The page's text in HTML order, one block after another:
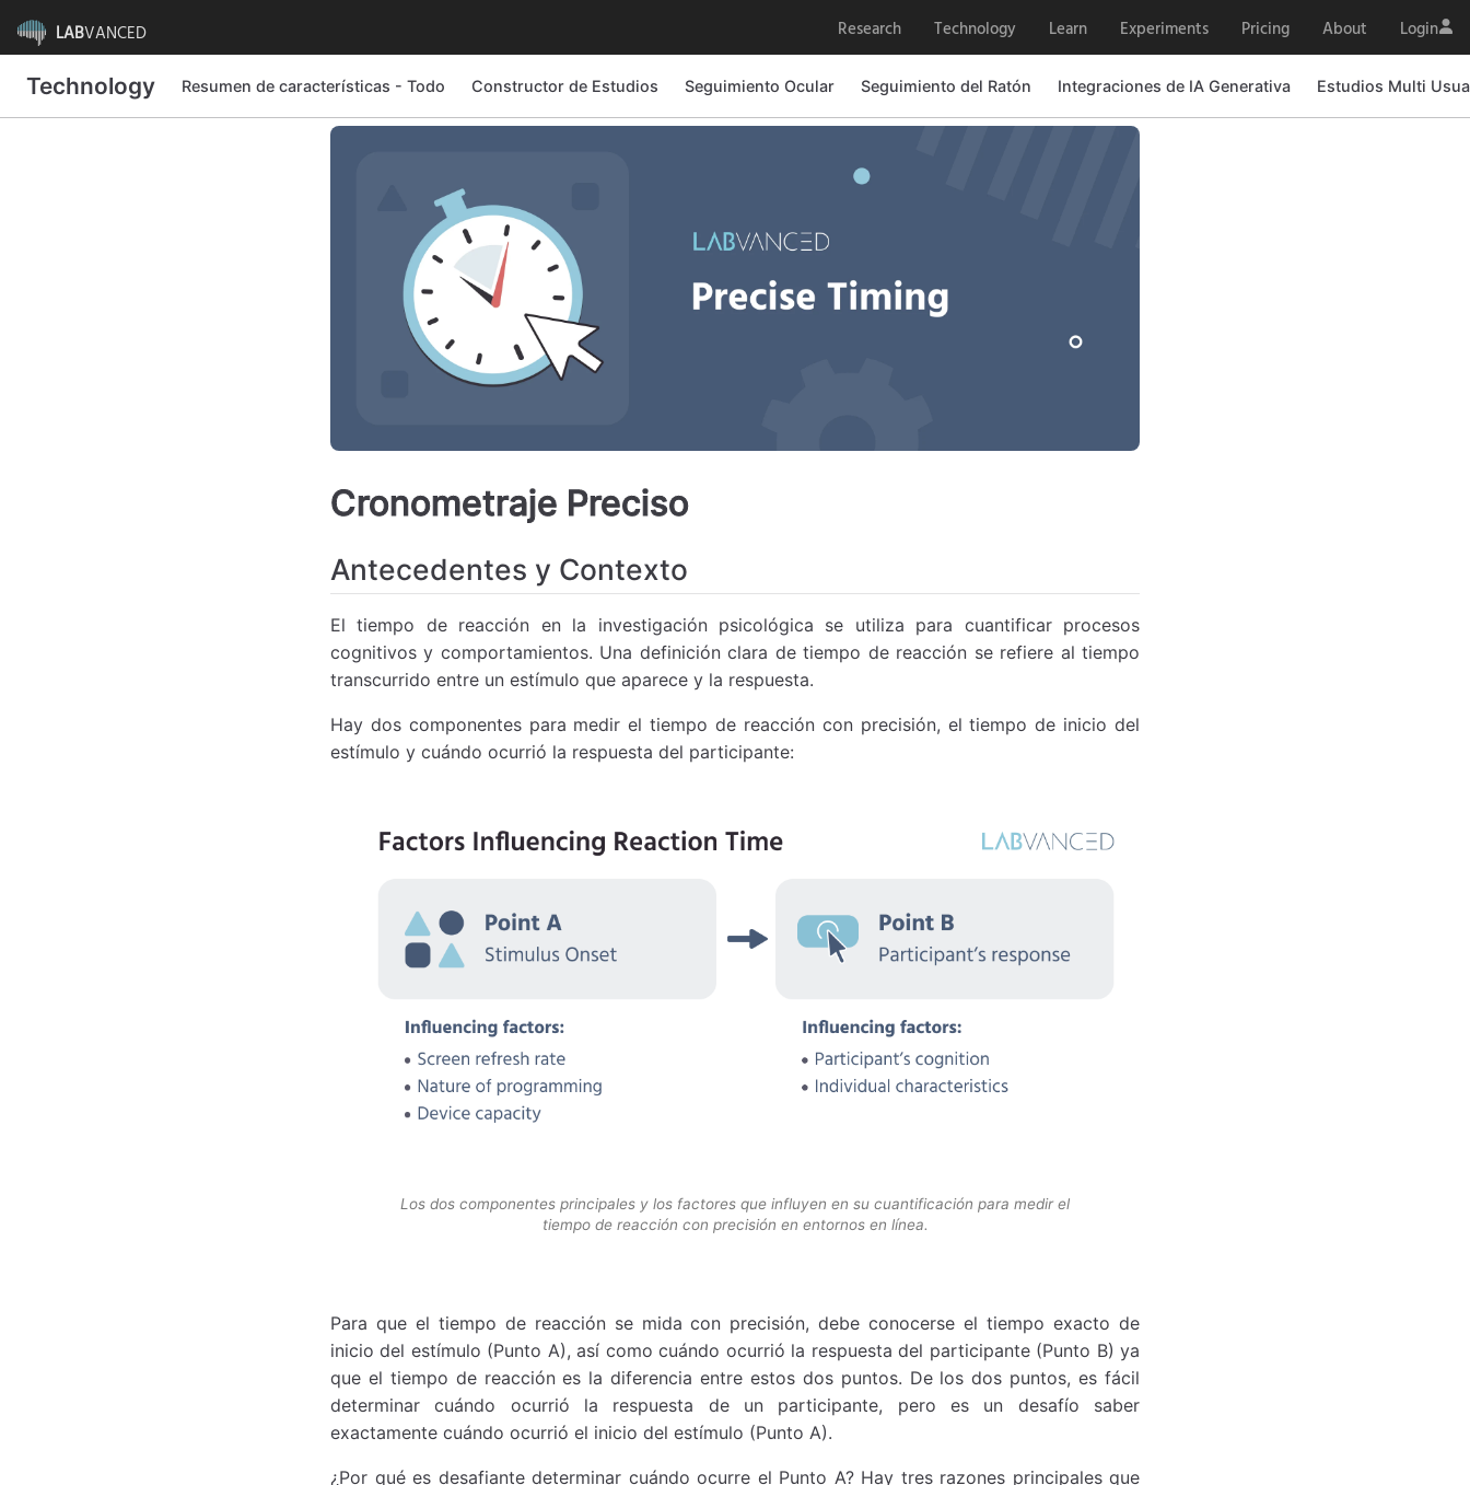
LABVANCED Research Technology Learn Experiments Pricing About Login
Technology Resumen de características - Todo Constructor de Estudios Seguimiento Ocular Seguimiento del Ratón Integraciones de IA Generativa Estudios Multi
Cronometraje Preciso
Antecedentes y Contexto
El tiempo de reacción en la investigación psicológica se utiliza para cuantificar procesos
cognitivos y comportamientos. Una definición clara de tiempo de reacción se refiere al tiempo
transcurrido entre un estímulo que aparece y la respuesta.
Hay dos componentes para medir el tiempo de reacción con precisión, el tiempo de inicio del
estímulo y cuándo ocurrió la respuesta del participante:
Los dos componentes principales y los factores que influyen en su cuantificación para medir el
tiempo de reacción con precisión en entornos en línea.
Para que el tiempo de reacción se mida con precisión, debe conocerse el tiempo exacto de
inicio del estímulo (Punto A), así como cuándo ocurrió la respuesta del participante (Punto B) ya
que el tiempo de reacción es la diferencia entre estos dos puntos. De los dos puntos, es fácil
determinar cuándo ocurrió la respuesta de un participante, pero es un desafío saber
exactamente cuándo ocurrió el inicio del estímulo (Punto A).
¿Por qué es desafiante determinar cuándo ocurre el Punto A? Hay tres razones principales que